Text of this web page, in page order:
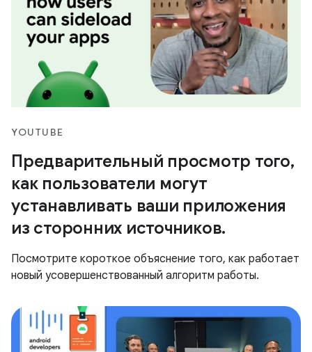
YOUTUBE
Предварительный просмотр того,
как пользователи могут
устанавливать ваши приложения
из сторонних источников.
Посмотрите короткое объяснение того, как работает
новый усовершенствованный алгоритм работы.